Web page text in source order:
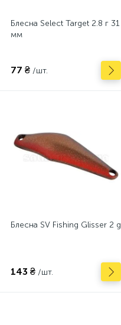
Блесна Select Target 2.8 г 31
мм
77 ₴ /шт.
Блесна SV Fishing Glisser 2 g
143 ₴ /шт.